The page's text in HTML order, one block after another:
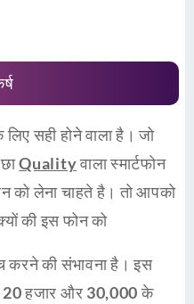
लिए सही होने वाला है। जो
Qualityवाला स्मार्टफोन
को लेना चाहते है। तो आपको
की इस फोन को
करने की संभावना है। इस
20 हजार और 30,000के